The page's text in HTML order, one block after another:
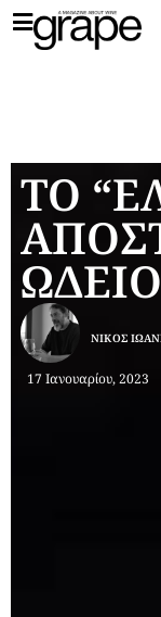
ΤΟ
17 Ιανουαρίου, 2023
ΝΊΚΟΣ